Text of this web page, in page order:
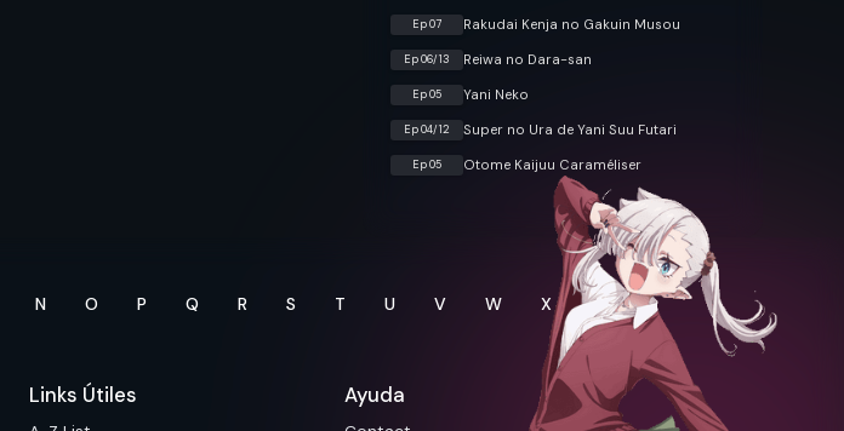
Ep 07 Rakudai Kenja no Gakuin Musou
Ep 06/13 Reiwa no Dara-san
Ep 05 Yani Neko
Ep 04/12 Super no Ura de Yani Suu Futari
Ep 05 Otome Kaijuu Caraméliser
N O P Q R S T U V W X Y
Links Útiles Ayuda